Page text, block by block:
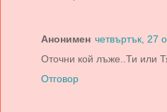
Анонимен четвъртък, 27
Оточни кой лъже..Ти или
Отговор